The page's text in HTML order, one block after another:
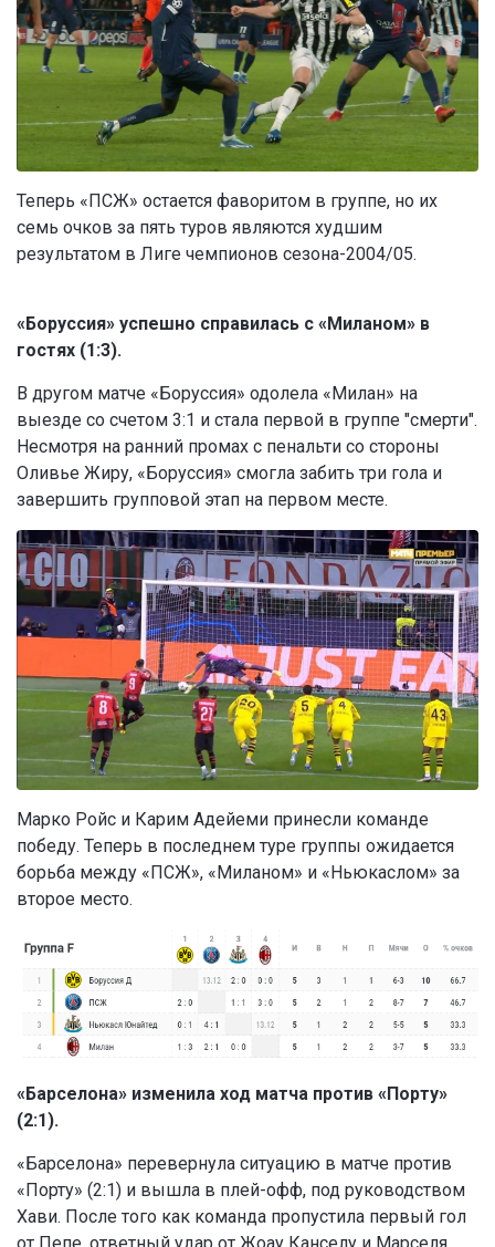
Теперь «ПСЖ» остается фаворитом в группе, но их
семь очков за пять туров являются худшим
результатом в Лиге чемпионов сезона-2004/05.
«Боруссия» успешно справилась с «Миланом» в
гостях (1:3).
В другом матче «Боруссия» одолела «Милан» на
выезде со счетом 3:1 и стала первой в группе "смерти".
Несмотря на ранний промах с пенальти со стороны
Оливье Жиру, «Боруссия» смогла забить три гола и
завершить групповой этап на первом месте.
Марко Ройс и Карим Адейеми принесли команде
победу. Теперь в последнем туре группы ожидается
борьба между «ПСЖ», «Миланом» и «Ньюкаслом» за
второе место.
«Барселона» изменила ход матча против «Порту»
(2:1).
«Барселона» перевернула ситуацию в матче против
«Порту» (2:1) и вышла в плей-офф, под руководством
Хави. После того как команда пропустила первый гол